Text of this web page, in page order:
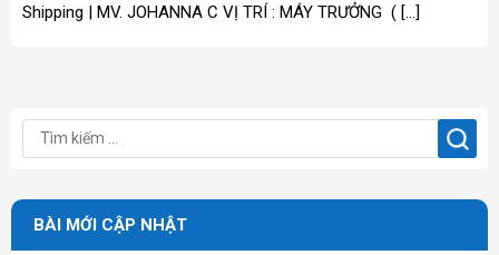
Shipping | MV. JOHANNA C VỊ TRÍ : MÁY TRƯỞNG ( […]
BÀI MỚI CẬP NHẬT